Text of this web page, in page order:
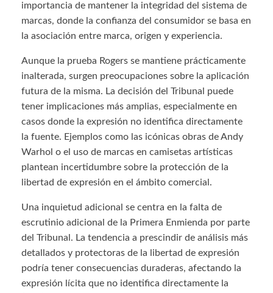
importancia de mantener la integridad del sistema de
marcas, donde la confianza del consumidor se basa en
la asociación entre marca, origen y experiencia.
Aunque la prueba Rogers se mantiene prácticamente
inalterada, surgen preocupaciones sobre la aplicación
futura de la misma. La decisión del Tribunal puede
tener implicaciones más amplias, especialmente en
casos donde la expresión no identifica directamente
la fuente. Ejemplos como las icónicas obras de Andy
Warhol o el uso de marcas en camisetas artísticas
plantean incertidumbre sobre la protección de la
libertad de expresión en el ámbito comercial.
Una inquietud adicional se centra en la falta de
escrutinio adicional de la Primera Enmienda por parte
del Tribunal. La tendencia a prescindir de análisis más
detallados y protectoras de la libertad de expresión
podría tener consecuencias duraderas, afectando la
expresión lícita que no identifica directamente la